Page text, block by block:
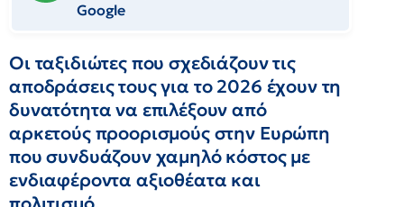
Google
Οι ταξιδιώτες που σχεδιάζουν τις
αποδράσεις τους για το 2026 έχουν τη
δυνατότητα να επιλέξουν από
αρκετούς προορισμούς στην Ευρώπη
που συνδυάζουν χαμηλό κόστος με
ενδιαφέροντα αξιοθέατα και